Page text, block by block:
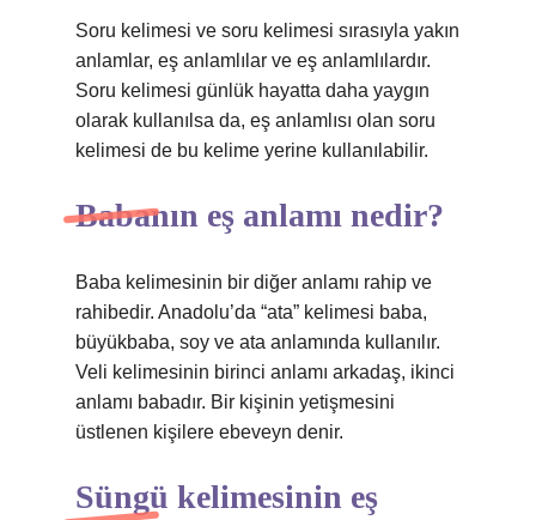
Soru kelimesi ve soru kelimesi sırasıyla yakın
anlamlar, eş anlamlılar ve eş anlamlılardır.
Soru kelimesi günlük hayatta daha yaygın
olarak kullanılsa da, eş anlamlısı olan soru
kelimesi de bu kelime yerine kullanılabilir.
Babanın eş anlamı nedir?
Baba kelimesinin bir diğer anlamı rahip ve
rahibedir. Anadolu’da “ata” kelimesi baba,
büyükbaba, soy ve ata anlamında kullanılır.
Veli kelimesinin birinci anlamı arkadaş, ikinci
anlamı babadır. Bir kişinin yetişmesini
üstlenen kişilere ebeveyn denir.
Süngü kelimesinin eş